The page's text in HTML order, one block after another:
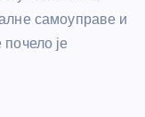
самоуправе и
је